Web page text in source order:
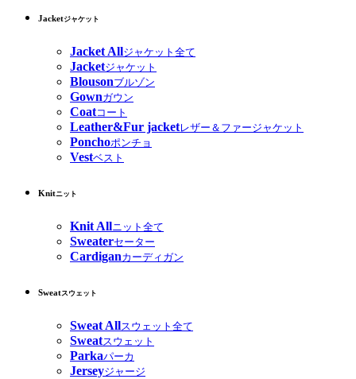
Jacketジャケット
Jacket Allジャケット全て
Jacketジャケット
Blousonブルゾン
Gownガウン
Coatコート
Leather&Fur jacketレザー＆ファージャケット
Ponchoポンチョ
Vestベスト
Knitニット
Knit Allニット全て
Sweaterセーター
Cardiganカーディガン
Sweatスウェット
Sweat Allスウェット全て
Sweatスウェット
Parkaパーカ
Jerseyジャージ